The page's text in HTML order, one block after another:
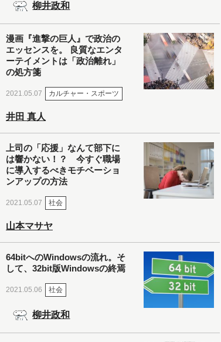
柳井政和
漫画『進撃の巨人』で政治の
エッセンスを。 良質なエンタ
ーテイメントは「政治離れ」
の処方箋
2021.05.07 カルチャー・スポーツ
井田 真人
上司の「応援」なんて部下に
は響かない！？ 今すぐ職場
に導入するべきモチベーショ
ンアップの方法
2021.05.07 社会
山本マサヤ
64bitへのWindowsの流れ。そ
して、32bit版Windowsの終焉
2021.05.06 社会
柳井政和